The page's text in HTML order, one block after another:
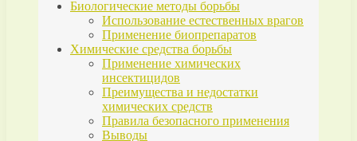
Биологические методы борьбы
Использование естественных врагов
Применение биопрепаратов
Химические средства борьбы
Применение химических
инсектицидов
Преимущества и недостатки
химических средств
Правила безопасного применения
Выводы